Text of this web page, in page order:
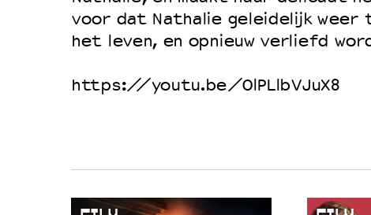
Werken bij
Wie is wie
Word vriend
voor dat Nathalie geleidelijk weer
het leven, en opnieuw verliefd
https://youtu.be/OlPLlbVJuX8